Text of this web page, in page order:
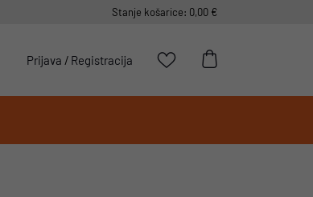
Stanje košarice: 0,00 €
Prijava / Registracija